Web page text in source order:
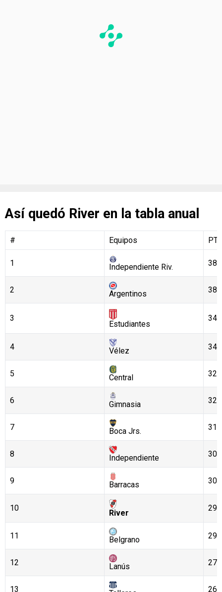
Así quedó River en la tabla anual
# Equipos
1 Independiente Riv. 38
2 Argentinos 38
3
Estudiantes
34
4 Vélez 34
5 Central 32
6 Gimnasia 32
7 Boca Jrs. 31
8 Independiente 30
9 Barracas 30
10
River
29
11 Belgrano 29
12 Lanús 27
13 26